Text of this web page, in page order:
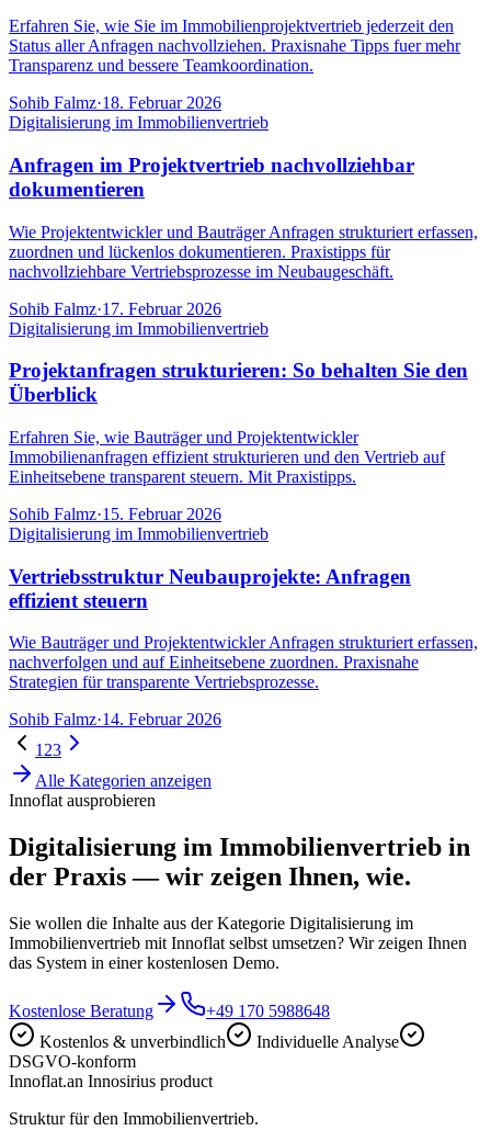
Erfahren Sie, wie Sie im Immobilienprojektvertrieb jederzeit den
Status aller Anfragen nachvollziehen. Praxisnahe Tipps fuer mehr
Transparenz und bessere Teamkoordination.
Sohib Falmz·18. Februar 2026
Digitalisierung im Immobilienvertrieb
Anfragen im Projektvertrieb nachvollziehbar
dokumentieren
Wie Projektentwickler und Bauträger Anfragen strukturiert erfassen,
zuordnen und lückenlos dokumentieren. Praxistipps für
nachvollziehbare Vertriebsprozesse im Neubaugeschäft.
Sohib Falmz·17. Februar 2026
Digitalisierung im Immobilienvertrieb
Projektanfragen strukturieren: So behalten Sie den
Überblick
Erfahren Sie, wie Bauträger und Projektentwickler
Immobilienanfragen effizient strukturieren und den Vertrieb auf
Einheitsebene transparent steuern. Mit Praxistipps.
Sohib Falmz·15. Februar 2026
Digitalisierung im Immobilienvertrieb
Vertriebsstruktur Neubauprojekte: Anfragen
effizient steuern
Wie Bauträger und Projektentwickler Anfragen strukturiert erfassen,
nachverfolgen und auf Einheitsebene zuordnen. Praxisnahe
Strategien für transparente Vertriebsprozesse.
Sohib Falmz·14. Februar 2026
123
Alle Kategorien anzeigen
Innoflat ausprobieren
Digitalisierung im Immobilienvertrieb in
der Praxis — wir zeigen Ihnen, wie.
Sie wollen die Inhalte aus der Kategorie Digitalisierung im
Immobilienvertrieb mit Innoflat selbst umsetzen? Wir zeigen Ihnen
das System in einer kostenlosen Demo.
Kostenlose Beratung
+49 170 5988648
Kostenlos & unverbindlich
Individuelle Analyse
DSGVO-konform
Innoflat.an Innosirius product
Struktur für den Immobilienvertrieb.